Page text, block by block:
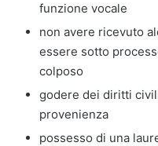
funzione vocale
non avere ricevuto
essere sotto
colposo
godere dei diritti
provenienza
possesso di una